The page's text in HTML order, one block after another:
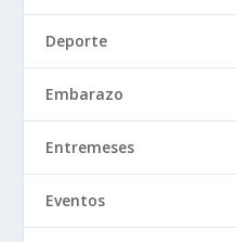
Deporte
Embarazo
Entremeses
Eventos